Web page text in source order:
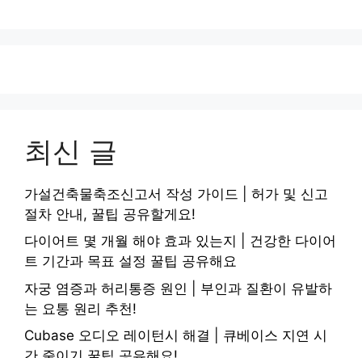
최신 글
가설건축물축조신고서 작성 가이드 | 허가 및 신고
절차 안내, 꿀팁 공유할게요!
다이어트 몇 개월 해야 효과 있는지 | 건강한 다이어
트 기간과 목표 설정 꿀팁 공유해요
자궁 염증과 허리통증 원인 | 부인과 질환이 유발하
는 요통 원리 추천!
Cubase 오디오 레이턴시 해결 | 큐베이스 지연 시